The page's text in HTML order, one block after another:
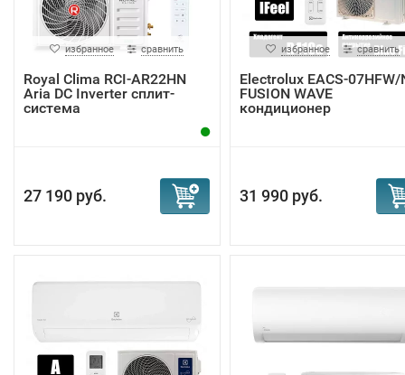
избранное сравнить
Royal Clima RCI-AR22HN
Aria DC Inverter сплит-
система
27 190 руб.
избранное сравнить
Electrolux EACS-07HFW/
FUSION WAVE
кондиционер
31 990 руб.